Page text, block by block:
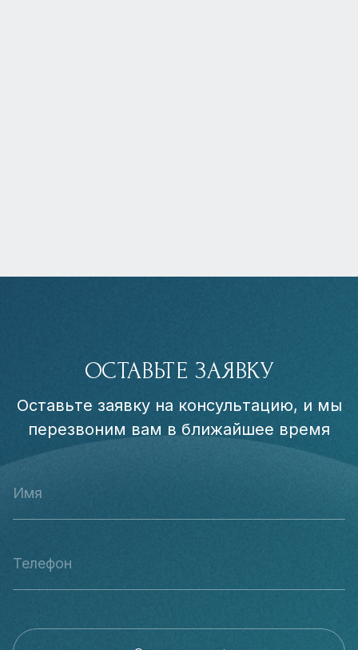
ОСТАВЬТЕ ЗАЯВКУ
Оставьте заявку на консультацию, и мы
перезвоним вам в ближайшее время